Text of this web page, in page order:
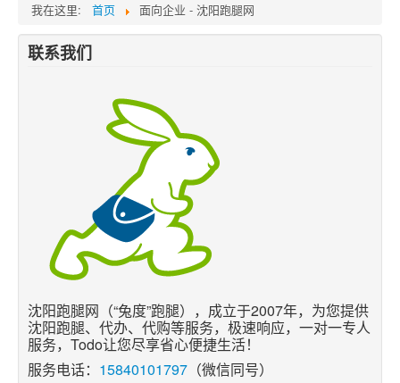
我在这里: 首页 面向企业 - 沈阳跑腿网
联系我们
沈阳跑腿网（“兔度”跑腿），成立于2007年，为您提供
沈阳跑腿、代办、代购等服务，极速响应，一对一专人
服务，Todo让您尽享省心便捷生活！
服务电话： 15840101797 （微信同号）